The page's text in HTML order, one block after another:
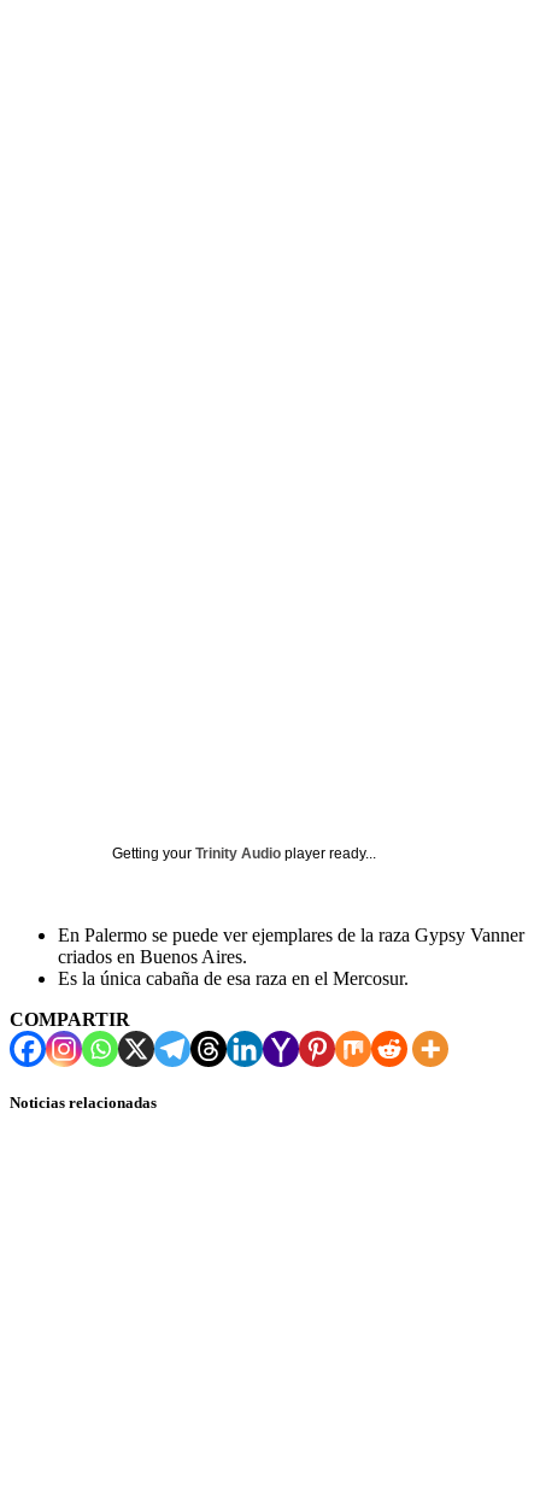
Getting your Trinity Audio player ready...
En Palermo se puede ver ejemplares de la raza Gypsy Vanner
criados en Buenos Aires.
Es la única cabaña de esa raza en el Mercosur.
COMPARTIR
Noticias relacionadas